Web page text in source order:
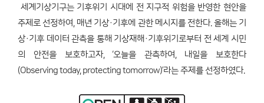
세계기상기구는 기후위기 시대에 전 지구적 위험을 반영한 현안을
주제로 선정하여, 매년 기상·기후에 관한 메시지를 전한다. 올해는 기
상·기후 데이터 관측을 통해 기상재해·기후위기로부터 전 세계 시민
의 안전을 보호하고자, ‘오늘을 관측하여, 내일을 보호한다
(Observing today, protecting tomorrow)’라는 주제를 선정하였다.